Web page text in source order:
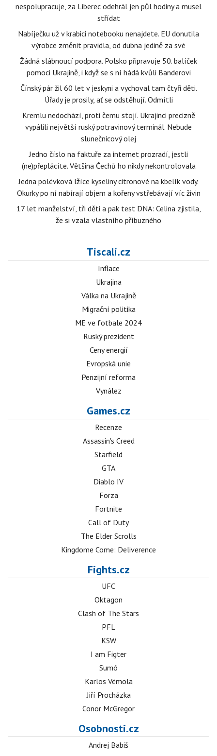
nespolupracuje, za Liberec odehrál jen půl hodiny a musel
střídat
Nabíječku už v krabici notebooku nenajdete. EU donutila
výrobce změnit pravidla, od dubna jedině za své
Žádná slábnoucí podpora. Polsko připravuje 50. balíček
pomoci Ukrajině, i když se s ní hádá kvůli Banderovi
Čínský pár žil 60 let v jeskyni a vychoval tam čtyři děti.
Úřady je prosily, ať se odstěhují. Odmítli
Kremlu nedochází, proti čemu stojí. Ukrajinci precizně
vypálili největší ruský potravinový terminál. Nebude
slunečnicový olej
Jedno číslo na faktuře za internet prozradí, jestli
(ne)přeplácíte. Většina Čechů ho nikdy nekontrolovala
Jedna polévková lžíce kyseliny citronové na kbelík vody.
Okurky po ní nabírají objem a kořeny vstřebávají víc živin
17 let manželství, tři děti a pak test DNA: Celina zjistila,
že si vzala vlastního příbuzného
Tiscali.cz
Inflace
Ukrajina
Válka na Ukrajině
Migrační politika
ME ve fotbale 2024
Ruský prezident
Ceny energií
Evropská unie
Penzijní reforma
Vynález
Games.cz
Recenze
Assassin's Creed
Starfield
GTA
Diablo IV
Forza
Fortnite
Call of Duty
The Elder Scrolls
Kingdome Come: Deliverence
Fights.cz
UFC
Oktagon
Clash of The Stars
PFL
KSW
I am Figter
Sumó
Karlos Vémola
Jiří Procházka
Conor McGregor
Osobnosti.cz
Andrej Babiš